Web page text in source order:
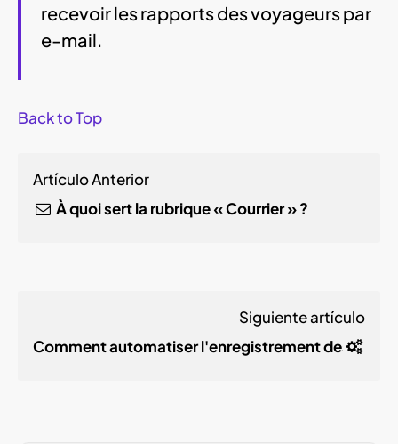
recevoir les rapports des voyageurs par
e-mail.
Back to Top
Artículo Anterior
À quoi sert la rubrique « Courrier » ?
Siguiente artículo
Comment automatiser l'enregistrement des